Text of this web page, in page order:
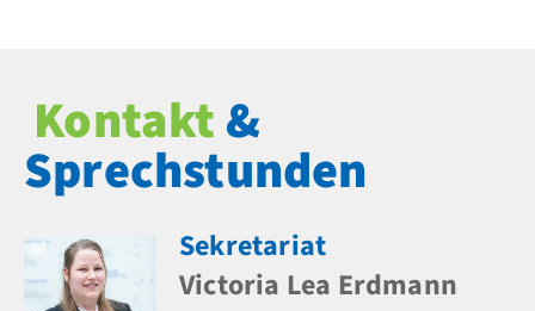
Kontakt&
Sprechstunden
Sekretariat
Victoria Lea Erdmann